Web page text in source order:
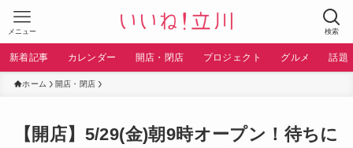
検索
メニュー
新着記事 カレンダー 開店・閉店 プロジェクト グルメ 話題
ホーム 開店・閉店
【開店】5/29(金)朝9時オープン！待ちに